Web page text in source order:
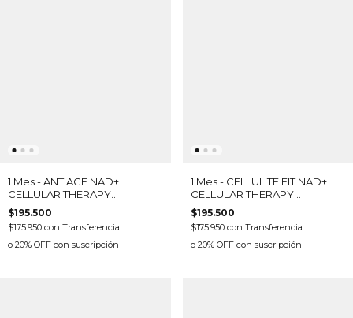
1 Mes - ANTIAGE NAD+
CELLULAR THERAPY
(Antiaging Evolution &
Antioxidante) X 30 SOBRES
$195.500
$175.950 con Transferencia
o 20% OFF con suscripción
1 Mes - CELLULITE FIT NAD+
CELLULAR THERAPY
(Adelgazar & Celulitis) X 30
SOBRES
$195.500
$175.950 con Transferencia
o 20% OFF con suscripción